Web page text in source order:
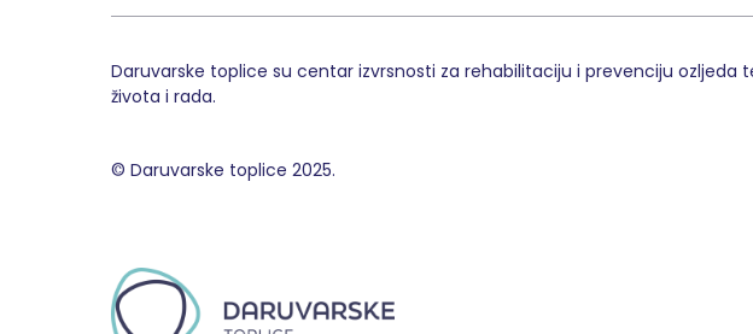
Daruvarske toplice su centar izvrsnosti za rehabilitaciju i prevenciju
života i rada.
© Daruvarske toplice 2025.